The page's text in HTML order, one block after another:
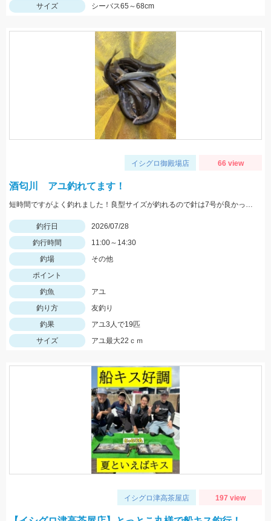
サイズ
シーバス65～68cm
イシグロ御殿場店 66 view
酒匂川 アユ釣れてます！
短時間ですがよく釣れました！良型サイズが釣れるので針は7号が良かったです！
釣行日
2026/07/28
釣行時間
11:00～14:30
釣場
その他
ポイント
釣魚
アユ
釣り方
友釣り
釣果
アユ3人で19匹
サイズ
アユ最大22ｃｍ
イシグロ津高茶屋店 197 view